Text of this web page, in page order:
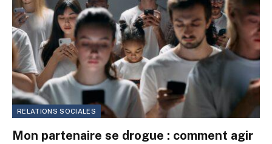
RELATIONS SOCIALES
Mon partenaire se drogue : comment agir